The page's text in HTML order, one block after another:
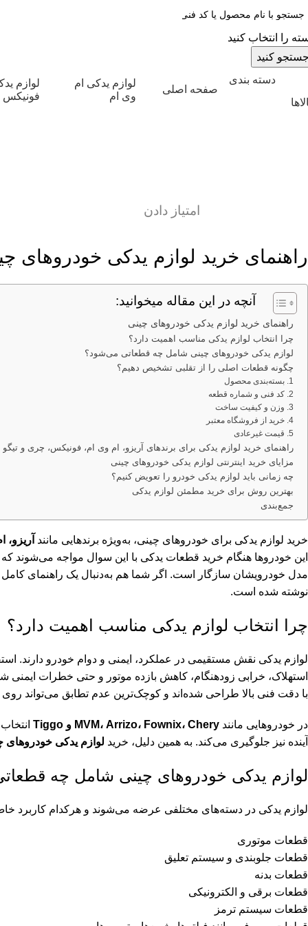
را انتخاب کنید
کنید
دسته بندی
صفحه اصلی
لوازم یدکی ام
وی ام
لوازم
فونیکس
امتیاز دادن
راهنمای خرید لوازم یدکی خودروهای
آنچه در این مقاله میخوانید:
راهنمای خرید لوازم یدکی خودروهای چینی
چرا انتخاب لوازم یدکی مناسب اهمیت دارد؟
لوازم یدکی خودروهای چینی شامل چه قطعاتی می‌شود؟
چگونه قطعات اصلی را از تقلبی تشخیص دهیم؟
1. بسته‌بندی محصول
2. کد فنی و شماره قطعه
3. وزن و کیفیت ساخت
4. خرید از فروشگاه معتبر
5. قیمت غیرعادی
راهنمای خرید لوازم یدکی برای برندهای آریزو، ام وی ام، فونیکس، چری و تیگو
مزایای خرید اینترنتی لوازم یدکی خودروهای چینی
چه زمانی باید لوازم یدکی خودرو را تعویض کنیم؟
بهترین روش برای خرید مطمئن لوازم یدکی
جمع‌بندی
خرید لوازم یدکی برای خودروهای چینی، به‌ویژه برندهایی مانند
این خودروها هنگام خرید قطعات یدکی با این سوال مواجه می‌شوند
مدل خودرویشان سازگار است. اگر شما هم به‌دنبال یک راهنمای کامل
نوشته شده است.
چرا انتخاب لوازم یدکی مناسب اهمیت دارد؟
لوازم یدکی نقش مستقیمی در عملکرد، ایمنی و دوام خودرو دارند.
استهلاک، خرابی زودهنگام، کاهش بازده موتور و حتی خطرات
با دقت فنی بالا طراحی شده‌اند و کوچک‌ترین عدم تطابق می‌تواند روی
در خودروهایی مانند MVM، Arrizo، Fownix، Chery و Tiggo
آینده نیز جلوگیری می‌کند. به همین دلیل، خرید لوازم یدکی خودروهای
لوازم یدکی خودروهای چینی شامل چه
لوازم یدکی در دسته‌های مختلفی عرضه می‌شوند و هرکدام کاربرد
قطعات موتوری
قطعات جلوبندی و سیستم تعلیق
قطعات بدنه
قطعات برقی و الکترونیکی
قطعات سیستم ترمز